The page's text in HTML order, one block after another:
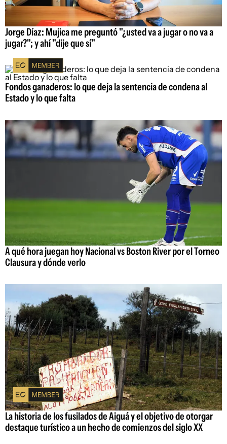
Jorge Díaz: Mujica me preguntó "¿usted va a jugar o no va a
jugar?"; y ahí "dije que sí"
Fondos ganaderos: lo que deja la sentencia de condena al
Estado y lo que falta
A qué hora juegan hoy Nacional vs Boston River por el Torneo
Clausura y dónde verlo
La historia de los fusilados de Aiguá y el objetivo de otorgar
destaque turístico a un hecho de comienzos del siglo XX